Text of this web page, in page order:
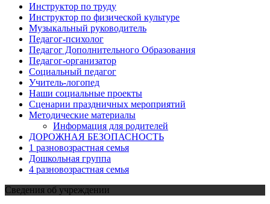
Инструктор по труду
Инструктор по физической культуре
Музыкальный руководитель
Педагог-психолог
Педагог Дополнительного Образования
Педагог-организатор
Социальный педагог
Учитель-логопед
Наши социальные проекты
Сценарии праздничных мероприятий
Методические материалы
Информация для родителей
ДОРОЖНАЯ БЕЗОПАСНОСТЬ
1 разновозрастная семья
Дошкольная группа
4 разновозрастная семья
Сведения об учреждении